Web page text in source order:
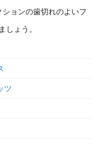
ョンの歯切れのよいフ
しょう。
ツ